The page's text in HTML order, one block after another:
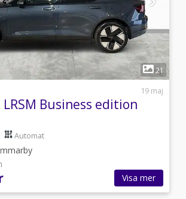
1
21
19 maj
Business edition
Automat
Visa mer